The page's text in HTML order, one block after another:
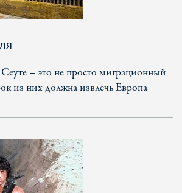
– это не просто миграционный
из них должна извлечь Европа